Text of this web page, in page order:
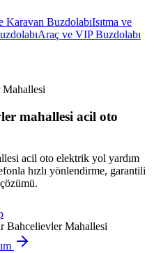
Karavan BuzdolabıIsıtma ve
Araç ve VIP Buzdolabı
mahallesi acil oto
acil oto elektrik yol yardım
hızlı yönlendirme, garantili
Bahcelievler Mahallesi